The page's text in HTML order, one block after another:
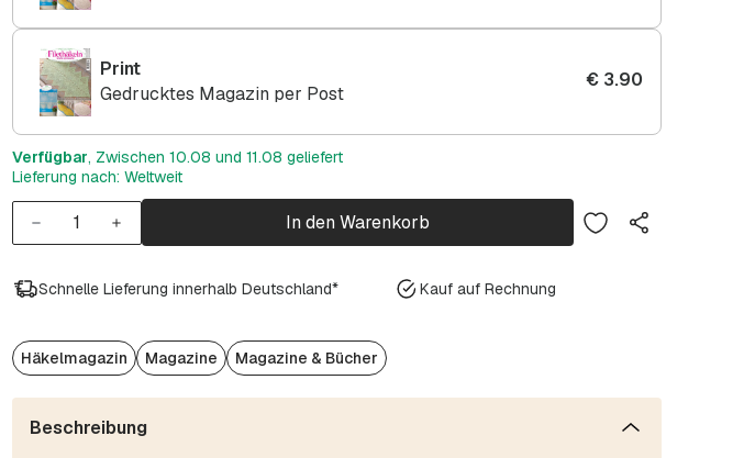
Print
Gedrucktes Magazin per Post
€3.90
Verfügbar, Zwischen 10.08 und 11.08 geliefert
Lieferung nach: Weltweit
In den Warenkorb
Schnelle Lieferung innerhalb Deutschland* Kauf auf Rechnung
Häkelmagazin Magazine Magazine & Bücher
Beschreibung